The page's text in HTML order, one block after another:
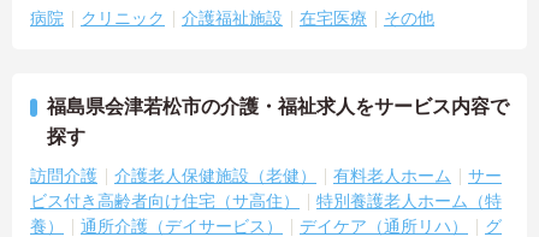
病院 クリニック 介護福祉施設 在宅医療 その他
福島県会津若松市の介護・福祉求人をサービス内容で
探す
訪問介護 介護老人保健施設（老健） 有料老人ホーム
サー
ビス付き高齢者向け住宅（サ高住）
特別養護老人ホーム（特
養）
通所介護（デイサービス） デイケア（通所リハ）
グ